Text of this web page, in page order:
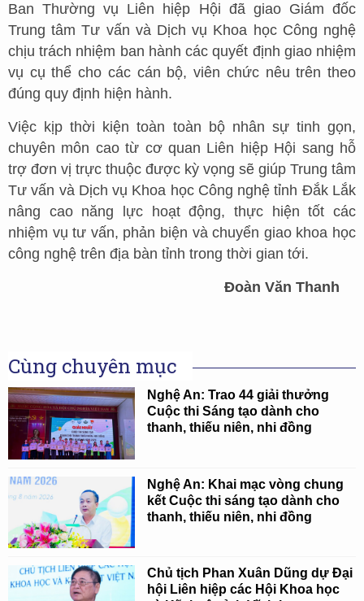
Ban Thường vụ Liên hiệp Hội đã giao Giám đốc
Trung tâm Tư vấn và Dịch vụ Khoa học Công nghệ
chịu trách nhiệm ban hành các quyết định giao nhiệm
vụ cụ thể cho các cán bộ, viên chức nêu trên theo
đúng quy định hiện hành.
Việc kịp thời kiện toàn toàn bộ nhân sự tinh gọn,
chuyên môn cao từ cơ quan Liên hiệp Hội sang hỗ
trợ đơn vị trực thuộc được kỳ vọng sẽ giúp Trung tâm
Tư vấn và Dịch vụ Khoa học Công nghệ tỉnh Đắk Lắk
nâng cao năng lực hoạt động, thực hiện tốt các
nhiệm vụ tư vấn, phản biện và chuyển giao khoa học
công nghệ trên địa bàn tỉnh trong thời gian tới.
Đoàn Văn Thanh
Cùng chuyên mục
Nghệ An: Trao 44 giải thưởng
Cuộc thi Sáng tạo dành cho
thanh, thiếu niên, nhi đồng
Nghệ An: Khai mạc vòng chung
kết Cuộc thi sáng tạo dành cho
thanh, thiếu niên, nhi đồng
Chủ tịch Phan Xuân Dũng dự Đại
hội Liên hiệp các Hội Khoa học